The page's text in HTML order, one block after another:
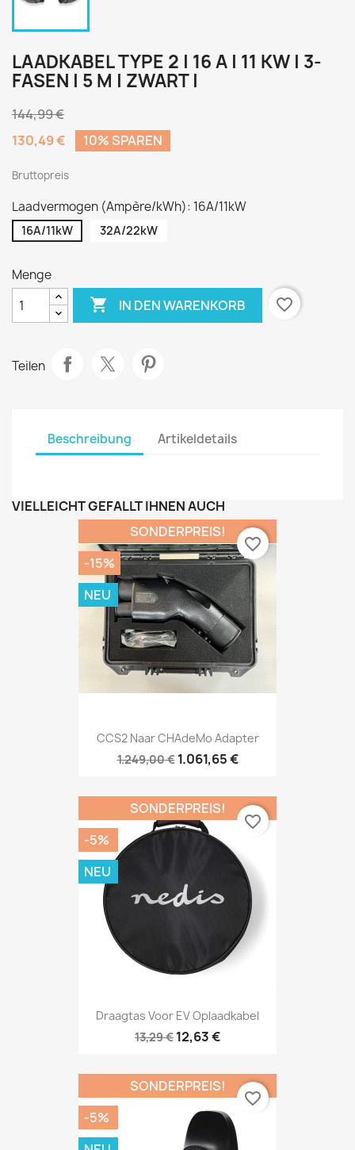
LAADKABEL TYPE 2 | 16 A | 11 KW | 3-
FASEN | 5 M | ZWART |
144,99 €
130,49 €
10% SPAREN
Bruttopreis
Laadvermogen (Ampère/kWh): 16A/11kW
16A/11kW 32A/22kW
Menge
 IN DEN WARENKORB favorite_border
Teilen
Beschreibung Artikeldetails
VIELLEICHT GEFÄLLT IHNEN AUCH
CCS2 Naar CHAdeMo Adapter
1.249,00 € 1.061,65 €
SONDERPREIS!
-15%
NEU
favorite_border
Draagtas Voor EV Oplaadkabel
13,29 € 12,63 €
SONDERPREIS!
-5%
NEU
favorite_border
SONDERPREIS!
-5%
favorite_border